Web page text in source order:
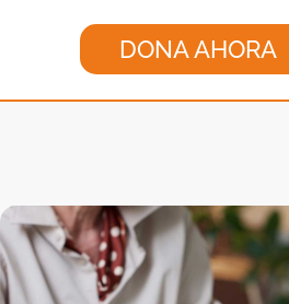
DONA AHORA